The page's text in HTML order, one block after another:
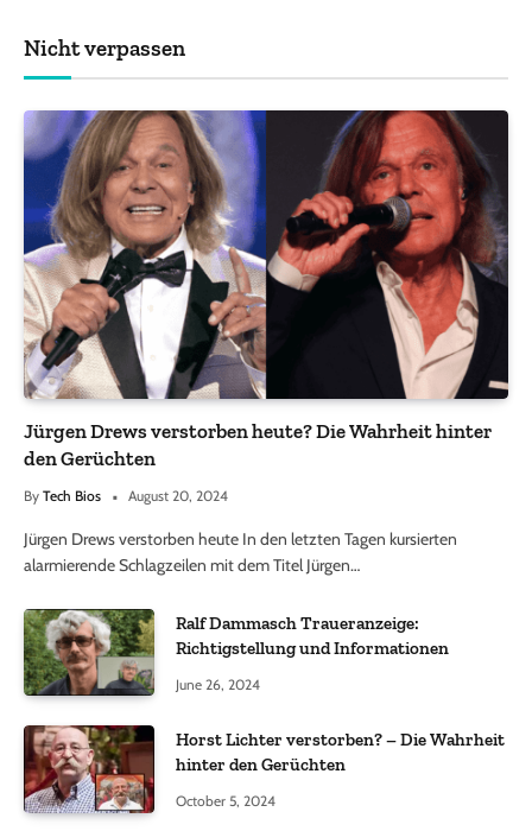
Nicht verpassen
Jürgen Drews verstorben heute? Die Wahrheit hinter
den Gerüchten
By Tech Bios August 20, 2024
Jürgen Drews verstorben heute In den letzten Tagen kursierten
alarmierende Schlagzeilen mit dem Titel Jürgen…
Ralf Dammasch Traueranzeige:
Richtigstellung und Informationen
June 26, 2024
Horst Lichter verstorben? – Die Wahrheit
hinter den Gerüchten
October 5, 2024